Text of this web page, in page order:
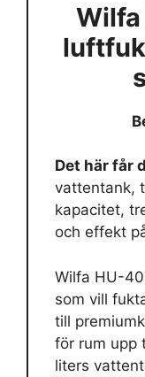
Det här får
vattentank,
kapacitet,
och effekt
Wilfa HU-
som vill
till
för rum upp
liters